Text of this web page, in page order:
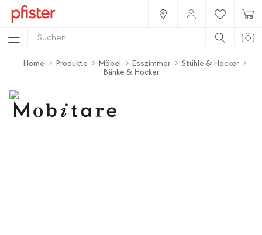
Home Produkte Möbel Esszimmer
Stühle & Hocker
Bänke & Hocker